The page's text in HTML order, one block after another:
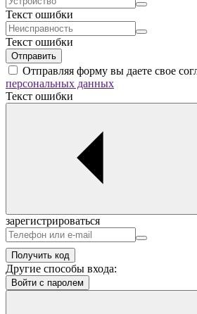
Текст ошибки
Текст ошибки
Отправить
Отправляя форму вы даете свое
персональных данных
Текст ошибки
зарегистрироваться
Получить код
Другие способы входа:
Войти с паролем